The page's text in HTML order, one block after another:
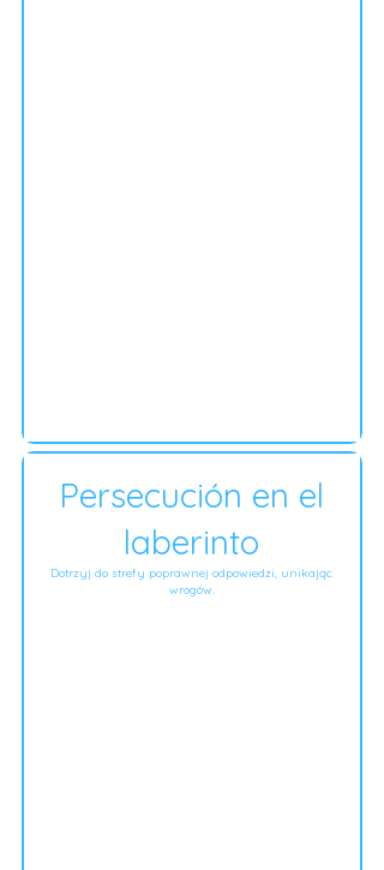
Persecución en el
laberinto
Dotrzyj do strefy poprawnej odpowiedzi, unikając
wrogów.